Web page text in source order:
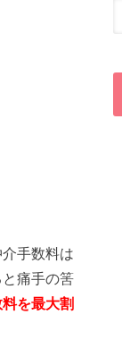
手数料は
痛手の筈
を最大割